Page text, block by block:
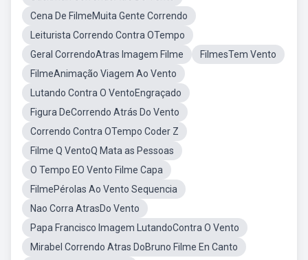
Cena De FilmeMuita Gente Correndo
Leiturista Correndo Contra OTempo
Geral CorrendoAtras Imagem Filme
FilmesTem Vento
FilmeAnimação Viagem Ao Vento
Lutando Contra O VentoEngraçado
Figura DeCorrendo Atrás Do Vento
Correndo Contra OTempo Coder Z
Filme Q VentoQ Mata as Pessoas
O Tempo EO Vento Filme Capa
FilmePérolas Ao Vento Sequencia
Nao Corra AtrasDo Vento
Papa Francisco Imagem LutandoContra O Vento
Mirabel Correndo Atras DoBruno Filme En Canto